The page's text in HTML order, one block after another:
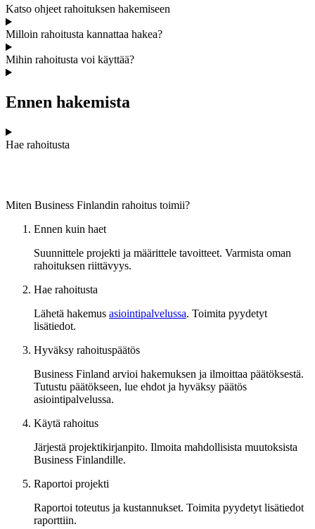
Katso ohjeet rahoituksen hakemiseen
Milloin rahoitusta kannattaa hakea?
Mihin rahoitusta voi käyttää?
Ennen hakemista
Hae rahoitusta
Miten Business Finlandin rahoitus toimii?
Ennen kuin haet
Suunnittele projekti ja määrittele tavoitteet. Varmista oman
rahoituksen riittävyys.
Hae rahoitusta
Lähetä hakemus asiointipalvelussa. Toimita pyydetyt
lisätiedot.
Hyväksy rahoituspäätös
Business Finland arvioi hakemuksen ja ilmoittaa päätöksestä.
Tutustu päätökseen, lue ehdot ja hyväksy päätös
asiointipalvelussa.
Käytä rahoitus
Järjestä projektikirjanpito. Ilmoita mahdollisista muutoksista
Business Finlandille.
Raportoi projekti
Raportoi toteutus ja kustannukset. Toimita pyydetyt lisätiedot
raporttiin.